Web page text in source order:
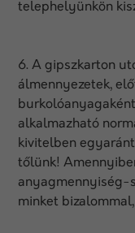
telephelyünkön
6. A gipszkarton
álmennyezetek,
alkalmazható
kivitelben
tőlünk!
anyagmennyiség-
minket